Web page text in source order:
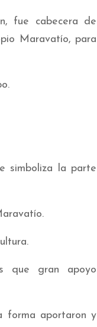
fue cabecera de
Maravatío, para
simboliza la parte
que gran apoyo
forma aportaron y